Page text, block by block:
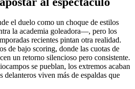
el duelo como un choque de estilos
la academia goleadora—, pero los
recientes pintan otra realidad.
de bajo scoring, donde las cuotas de
un retorno silencioso pero consistente.
se pueblan, los extremos acaban
delanteros viven más de espaldas que